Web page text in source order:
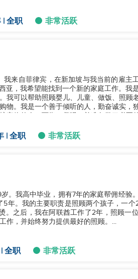
| 全职 非常活跃
来自菲律宾，在新加坡与我当前的雇主
亚，我希望能找到一个新的家庭工作。我
我可以帮助照顾婴儿、儿童、做饭、照顾
物。我是一个善于倾听的人，勤奋诚实，
| 全职 非常活跃
。我高中毕业，拥有7年的家庭帮佣经验
年。我的主要职责是照顾两个孩子，一个
。之后，我在阿联酋工作了2年，照顾一
作，并始终努力提供最好的照顾。...
全职 非常活跃